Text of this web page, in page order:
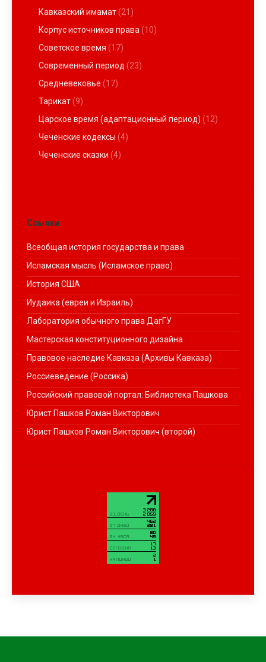
Кавказский имамат(21)
Корпус источников права (10)
Советское время (17)
Современный период (23)
Средневековье (17)
Тарикат(9)
Царское время (адаптационный период) (12)
Чеченские кодексы (4)
Чеченские сказки (4)
Ссылки
Всеобщая история государства и права
Исламская мысль (Исламское право)
История США
Иудаика (евреи и Израиль)
Лаборатория обычного права ДагГУ
Мастерская конституционного дизайна
Правовое наследие Кавказа (Архивы Кавказа)
Россиеведение (Россика)
Российский правовой портал: Библиотека Пашкова
Юрист Пашков Роман Викторович
Юрист Пашков Роман Викторович (второй)